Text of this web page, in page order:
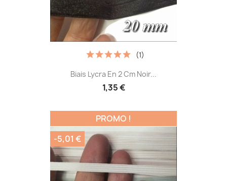
Biais Lycra En 2 Cm Noir...
1,35 €
(1)
PROMO !
-5,01 €